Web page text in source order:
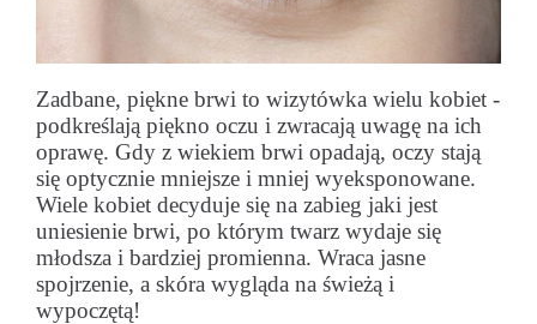
Zadbane, piękne brwi to wizytówka wielu kobiet -
podkreślają piękno oczu i zwracają uwagę na ich
oprawę. Gdy z wiekiem brwi opadają, oczy stają
się optycznie mniejsze i mniej wyeksponowane.
Wiele kobiet decyduje się na zabieg jaki jest
uniesienie brwi, po którym twarz wydaje się
młodsza i bardziej promienna. Wraca jasne
spojrzenie, a skóra wygląda na świeżą i
wypoczętą!